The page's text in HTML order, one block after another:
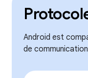
Android est
de